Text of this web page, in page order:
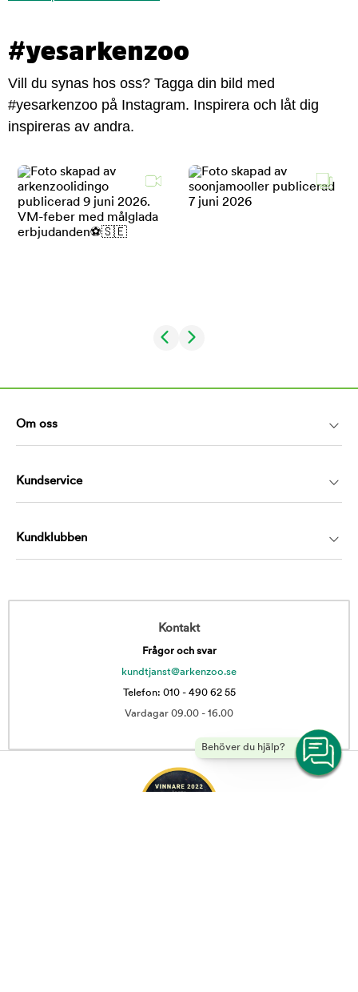
#yesarkenzoo
Vill du synas hos oss? Tagga din bild med
#yesarkenzoo på Instagram. Inspirera och låt dig
inspireras av andra.
Behöver du hjälp?
Om oss
Kundservice
Kundklubben
Kontakt
Frågor och svar
kundtjanst@arkenzoo.se
Telefon: 010 - 490 62 55
Vardagar 09.00 - 16.00